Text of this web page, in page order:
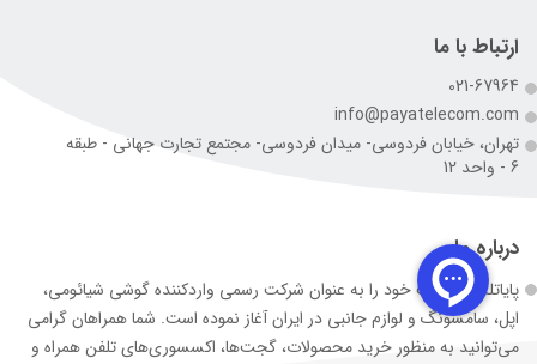
ارتباط با ما
021-67964
info@payatelecom.com
تهران، خیابان فردوسی- میدان فردوسی- مجتمع تجارت جهانی - طبقه
6 - واحد 12
درباره ما
پایاتلکام فعالیت خود را به عنوان شرکت رسمی وارد‌کننده گوشی شیائومی،
اپل، سامسونگ و لوازم جانبی در ایران آغاز نموده است. شما همراهان گرامی
می‌توانید به منظور خرید محصولات، گجت‌ها، اکسسوری‌های تلفن همراه و